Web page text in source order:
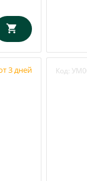
3 дней Код: